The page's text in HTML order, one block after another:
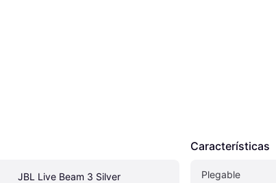
JBL Live Beam 3 Silver
Características
Plegable